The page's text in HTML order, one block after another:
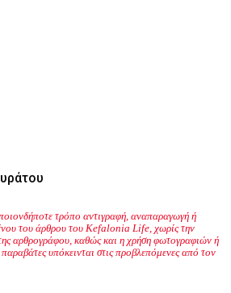
τρόπο αντιγραφή, αναπαραγωγή ή
του άρθρου του Kefalonia Life, χωρίς την
αρθρογράφου, καθώς και η χρήση φωτογραφιών ή
υπόκεινται στις προβλεπόμενες από τον